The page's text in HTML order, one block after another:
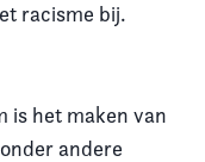
racisme bij.
is het maken van
andere